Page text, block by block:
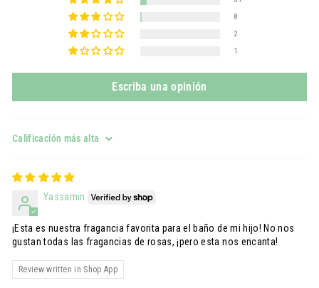
8
2
1
Escriba una opinión
Sort by
Yassamin
¡Esta es nuestra fragancia favorita para el baño de mi hijo! No nos
gustan todas las fragancias de rosas, ¡pero esta nos encanta!
Review written in Shop App